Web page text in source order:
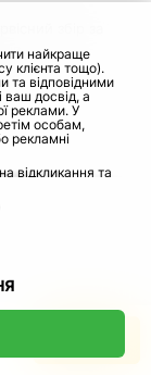
найкраще
клієнта тощо).
та відповідними
ваш досвід, а
реклами. У
особам,
рекламні
відкликання та
і
або